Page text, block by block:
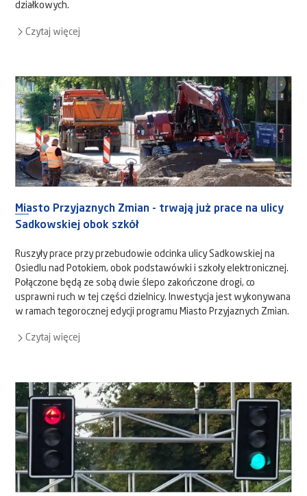
działkowych.
Czytaj więcej
Miasto Przyjaznych Zmian - trwają już prace na ulicy
Sadkowskiej obok szkół
Ruszyły prace przy przebudowie odcinka ulicy Sadkowskiej na
Osiedlu nad Potokiem, obok podstawówki i szkoły elektronicznej.
Połączone będą ze sobą dwie ślepo zakończone drogi, co
usprawni ruch w tej części dzielnicy. Inwestycja jest wykonywana
w ramach tegorocznej edycji programu Miasto Przyjaznych Zmian.
Czytaj więcej